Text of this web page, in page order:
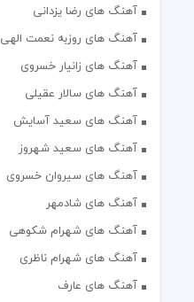
آهنگ های رضا یزدانی
آهنگ های روزبه نعمت الهی
آهنگ های زانیار خسروی
آهنگ های سالار عقیلی
آهنگ های سعید آسایش
آهنگ های سعید شهروز
آهنگ های سیروان خسروی
آهنگ های شادمهر
آهنگ های شهرام شکوهی
آهنگ های شهرام ناظری
آهنگ های عارف